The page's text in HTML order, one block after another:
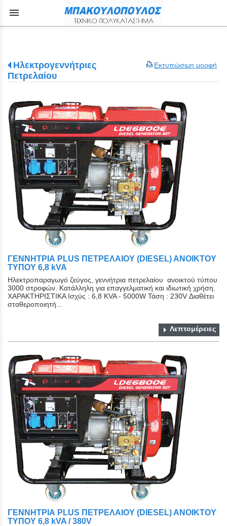
menu
Εκτυπώσιμη μορφή
Ηλεκτρογεννήτριες
Πετρελαίου
ΓΕΝΝΗΤΡΙΑ PLUS ΠΕΤΡΕΛΑΙΟΥ (DIESEL) ΑΝΟΙΚΤΟY
ΤYΠΟY 6,8 kVA
Ηλεκτροπαραγωγό ζεύγος, γεννήτρια πετρελαίου ανοικτού τύπου
3000 στροφών. Κατάλληλη για επαγγελματική και ιδιωτική χρήση.
ΧΑΡΑΚΤΗΡΙΣΤΙΚΑ Ισχύς : 6,8 KVA - 5000W Τάση : 230V Διαθέτει
σταθεροποιητή...
Λεπτομέρειες
ΓΕΝΝΗΤΡΙΑ PLUS ΠΕΤΡΕΛΑΙΟΥ (DIESEL) ΑΝΟΙΚΤΟY
ΤYΠΟY 6,8 kVA / 380V